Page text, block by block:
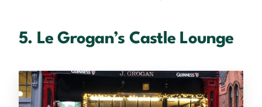
5. Le Grogan’s Castle Lounge